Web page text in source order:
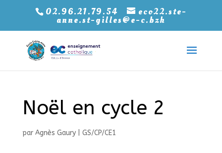
02.96.21.79.54 eco22.ste-
anne.st-gilles@e-c.bzh
Noël en cycle 2
par Agnès Gaury| GS/CP/CE1